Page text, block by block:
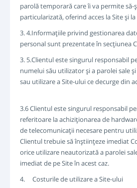
parolă temporară care îi va permite să-
particularizată, oferind acces la Site şi
3. 4.Informaţiile privind gestionarea
personal sunt prezentate în secţiunea
3. 5.Clientul este singurul responsabil
numelui său utilizator şi a parolei sale
sau utilizare a Site-ului ce decurge din
3.6 Clientul este singurul responsabil
referitoare la achiziţionarea de
de telecomunicaţii necesare pentru
Clientul trebuie să înştiinţeze imediat
orice utilizare neautorizată a parolei
imediat de pe Site în acest caz.
4. Costurile de utilizare a Site-ului